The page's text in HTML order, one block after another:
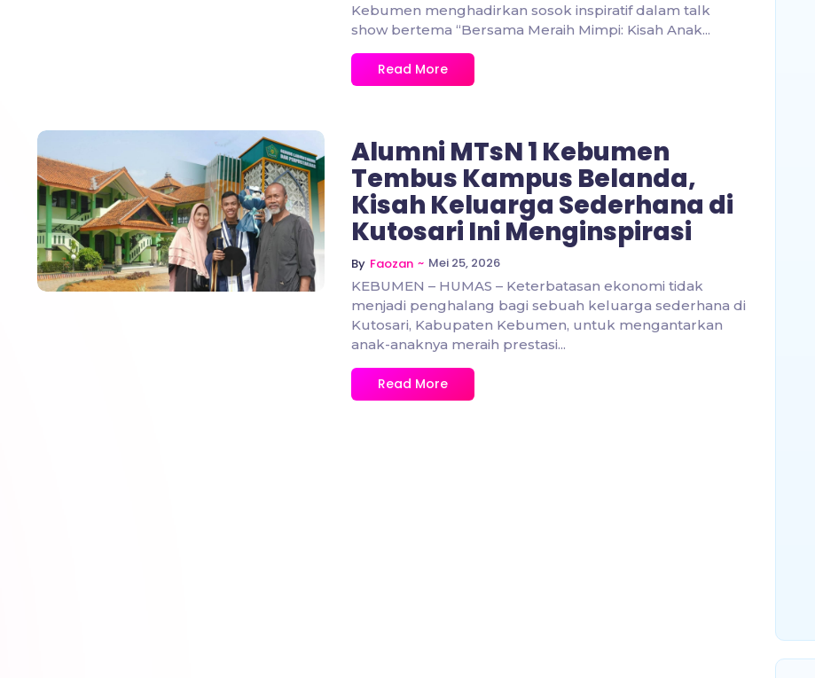
Kebumen menghadirkan sosok inspiratif dalam talk
show bertema “Bersama Meraih Mimpi: Kisah Anak...
Read More
No Comments
Alumni MTsN 1 Kebumen
Tembus Kampus Belanda,
Kisah Keluarga Sederhana di
Kutosari Ini Menginspirasi
By Faozan ~ Mei 25, 2026
KEBUMEN – HUMAS – Keterbatasan ekonomi tidak
menjadi penghalang bagi sebuah keluarga sederhana di
Kutosari, Kabupaten Kebumen, untuk mengantarkan
anak-anaknya meraih prestasi...
Read More